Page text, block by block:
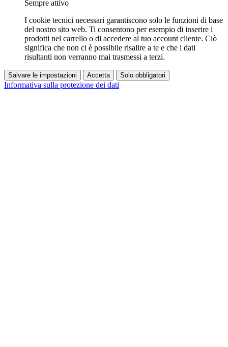
Sempre attivo
I cookie tecnici necessari garantiscono solo le funzioni di base
del nostro sito web. Ti consentono per esempio di inserire i
prodotti nel carrello o di accedere al tuo account cliente. Ciò
significa che non ci è possibile risalire a te e che i dati
risultanti non verranno mai trasmessi a terzi.
Salvare le impostazioni Accetta Solo obbligatori
Informativa sulla protezione dei dati